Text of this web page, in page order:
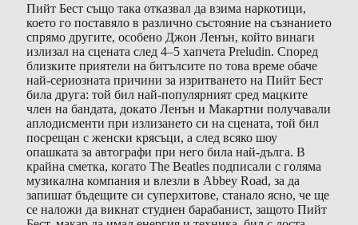
Пийт Бест също така отказвал да взима наркотици,
което го поставяло в различно състояние на съзнанието
спрямо другите, особено Джон Ленън, който винаги
излизал на сцената след 4–5 хапчета Preludin. Според
близките приятели на битълсите по това време обаче
най-сериозната причини за изритването на Пийт Бест
била друга: той бил най-популярният сред мацките
член на бандата, докато Ленън и Макартни получавали
аплодисменти при излизането си на сцената, той бил
посрещан с женски крясъци, а след всяко шоу
опашката за автографи при него била най-дълга. В
крайна сметка, когато The Beatles подписали с голяма
музикална компания и влезли в Abbey Road, за да
запишат бъдещите си суперхитове, станало ясно, че ще
се наложи да викнат студиен барабанист, защото Пийт